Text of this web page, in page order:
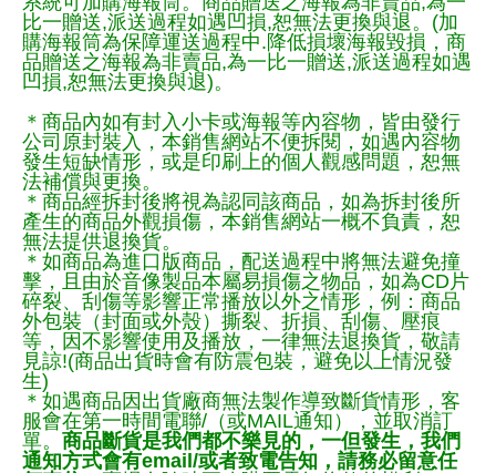
比一贈送,派送過程如遇凹損,恕無法更換與退。(加
購海報筒為保障運送過程中.降低損壞海報毀損，商
品贈送之海報為非賣品,為一比一贈送,派送過程如遇
凹損,恕無法更換與退)。
＊商品內如有封入小卡或海報等內容物，皆由發行
公司原封裝入，本銷售網站不便拆閱，如遇內容物
發生短缺情形，或是印刷上的個人觀感問題，恕無
法補償與更換。
＊商品經拆封後將視為認同該商品，如為拆封後所
產生的商品外觀損傷，本銷售網站一概不負責，恕
無法提供退換貨。
＊如商品為進口版商品，配送過程中將無法避免撞
擊，且由於音像製品本屬易損傷之物品，如為CD片
碎裂、刮傷等影響正常播放以外之情形，例：商品
外包裝（封面或外殼）撕裂、折損、刮傷、壓痕
等，因不影響使用及播放，一律無法退換貨，敬請
見諒!(商品出貨時會有防震包裝，避免以上情況發
生)
＊如遇商品因出貨廠商無法製作導致斷貨情形，客
服會在第一時間電聯/（或MAIL通知），並取消訂
單。 商品斷貨是我們都不樂見的，一但發生，我們
通知方式會有email/或者致電告知，請務必留意任